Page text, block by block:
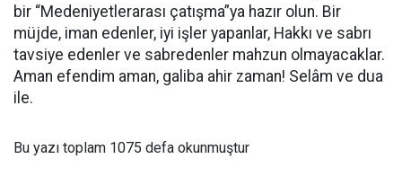
bir “Medeniyetlerarası çatışma”ya hazır olun. Bir
müjde, iman edenler, iyi işler yapanlar, Hakkı ve sabrı
tavsiye edenler ve sabredenler mahzun olmayacaklar.
Aman efendim aman, galiba ahir zaman! Selâm ve dua
ile.
Bu yazı toplam 1075 defa okunmuştur